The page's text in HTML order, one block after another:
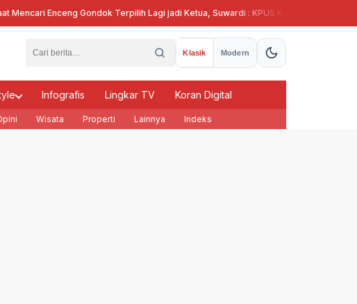
Enceng Gondok·Terpilih Lagi jadi Ketua, Suwardi : KPUS Kendal Siap Terlibat
Klasik Modern
Infografis Lingkar TV Koran Digital
Wisata Properti Lainnya Indeks